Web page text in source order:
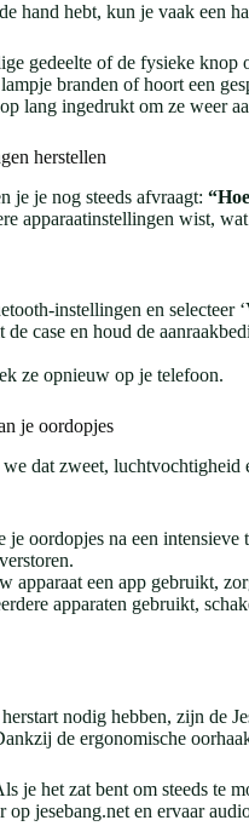
hand hebt, kun je vaak een
gedeelte of de fysieke
branden of hoort een
lang ingedrukt om ze weer
herstellen
je je nog steeds afvraagt:
apparaatinstellingen wist,
instellingen en selecteer
case en houd de
ze opnieuw op je telefoon.
je oordopjes
dat zweet,
je oordopjes na een
apparaat een app gebruikt,
apparaten gebruikt,
nodig hebben, zijn de
de ergonomische
je het zat bent om steeds te
jesebang.net en ervaar